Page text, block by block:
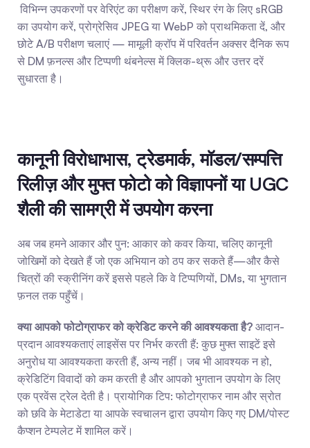
का उपयोग करें, प्रोग्रेसिव JPEG या WebP को प्राथमिकता दें, और
छोटे A/B परीक्षण चलाएं — मामूली क्रॉप में परिवर्तन अक्सर दैनिक रूप
से DM फ़नल्स और टिप्पणी थंबनेल्स में क्लिक-थ्रू और उत्तर दरें
सुधारता है।
कानूनी विरोधाभास, ट्रेडमार्क, मॉडल/सम्पत्ति
रिलीज़ और मुफ्त फोटो को विज्ञापनों या UGC
शैली की सामग्री में उपयोग करना
अब जब हमने आकार और पुन: आकार को कवर किया, चलिए कानूनी
जोखिमों को देखते हैं जो एक अभियान को ठप कर सकते हैं—और कैसे
चित्रों की स्क्रीनिंग करें इससे पहले कि वे टिप्पणियों, DMs, या भुगतान
फ़नल तक पहुँचें।
क्या आपको फोटोग्राफर को क्रेडिट करने की आवश्यकता है? आदान-
प्रदान आवश्यकताएं लाइसेंस पर निर्भर करती हैं: कुछ मुफ्त साइटें इसे
अनुरोध या आवश्यकता करती हैं, अन्य नहीं। जब भी आवश्यक न हो,
क्रेडिटिंग विवादों को कम करती है और आपको भुगतान उपयोग के लिए
एक प्रवेंस ट्रेल देती है। प्रायोगिक टिप: फोटोग्राफर नाम और स्रोत
को छवि के मेटाडेटा या आपके स्वचालन द्वारा उपयोग किए गए DM/पोस्ट
कैप्शन टेम्पलेट में शामिल करें।